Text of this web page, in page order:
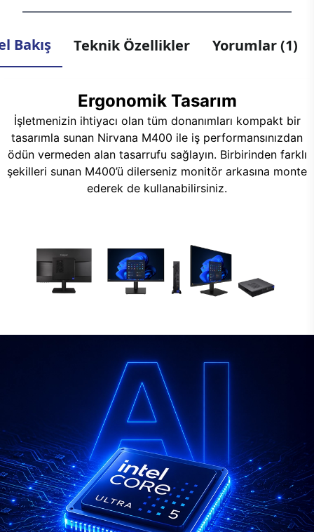
Bakış Teknik Özellikler Yorumlar (1)
Ergonomik Tasarım
İşletmenizin ihtiyacı olan tüm donanımları kompakt bir
tasarımla sunan Nirvana M400 ile iş performansınızdan
ödün vermeden alan tasarrufu sağlayın. Birbirinden farklı
şekilleri sunan M400’ü dilerseniz monitör arkasına monte
ederek de kullanabilirsiniz.